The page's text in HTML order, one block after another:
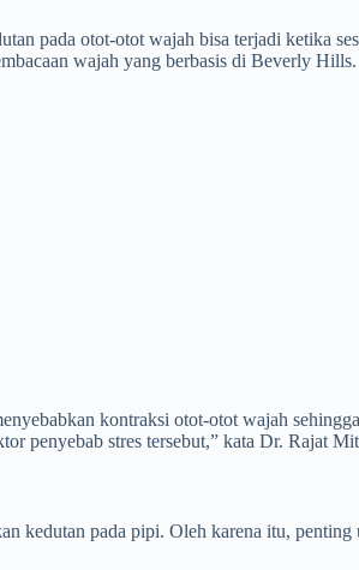
pada otot-otot wajah bisa terjadi ketika
wajah yang berbasis di Beverly Hills.
kontraksi otot-otot wajah
penyebab stres tersebut,” kata Dr. Rajat
kedutan pada pipi. Oleh karena itu,